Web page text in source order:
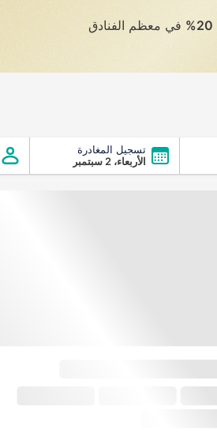
20% في معظم الفنادق
تسجيل المغادرة
الأربعاء، 2 سبتمبر